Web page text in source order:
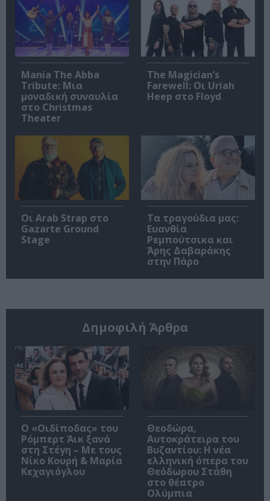
Mania The Abba
Tribute: Μια
μοναδική συναυλία
στο Christmas
Theater
The Magician’s
Farewell: Οι Uriah
Heep στο Floyd
Οι Arab Strap στο
Gazarte Ground
Stage
Τα τραγούδια μας:
Ευανθία
Ρεμπούτσικα και
Άρης Δαβαράκης
στην Πάρο
Δημοφιλή Άρθρα
O «Οιδίποδας» του
Ρόμπερτ Άικ ξανά
στη Στέγη – Με τους
Νίκο Κουρή & Μαρία
Κεχαγιόγλου
Θεοδώρα,
Αυτοκράτειρα του
Βυζαντίου: Η νέα
ελληνική όπερα του
Θεόδωρου Στάθη
στο θέατρο
Ολύμπια